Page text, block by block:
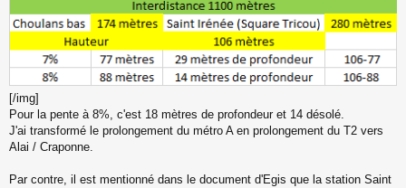
[/img]
Pour la pente à 8%, c'est 18 mètres de profondeur et 14 désolé.
J'ai transformé le prolongement du métro A en prolongement du T2 vers
Alai / Craponne.
Par contre, il est mentionné dans le document d'Egis que la station Saint